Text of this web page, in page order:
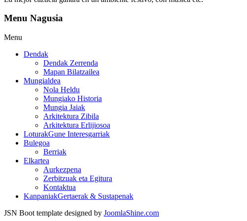
Menu Nagusia
Menu
Dendak
Dendak Zerrenda
Mapan Bilatzailea
Mungialdea
Nola Heldu
Mungiako Historia
Mungia Jaiak
Arkitektura Zibila
Arkitektura Erlijiosoa
LoturakGune Interesgarriak
Bulegoa
Berriak
Elkartea
Aurkezpena
Zerbitzuak eta Egitura
Kontaktua
KanpaniakGertaerak & Sustapenak
JSN Boot template designed by JoomlaShine.com